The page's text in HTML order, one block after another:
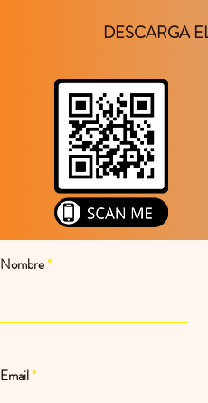
DESCARGA EL
Nombre
Email